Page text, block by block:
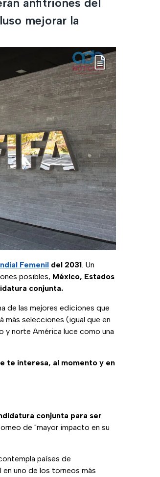
mejorar la
Femenil del 2031. Un
posibles, México, Estados
conjunta.
de las mejores ediciones que
más selecciones (igual que en
y norte América luce como una
te interesa, al momento y en
conjunta para ser
de "mayor impacto en su
países de
uno de los torneos más